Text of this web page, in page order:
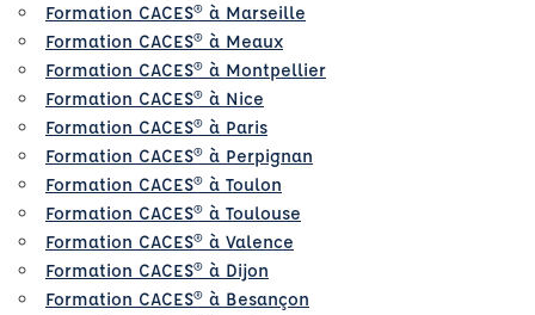
Formation CACES® à Marseille
Formation CACES® à Meaux
Formation CACES® à Montpellier
Formation CACES® à Nice
Formation CACES® à Paris
Formation CACES® à Perpignan
Formation CACES® à Toulon
Formation CACES® à Toulouse
Formation CACES® à Valence
Formation CACES® à Dijon
Formation CACES® à Besançon